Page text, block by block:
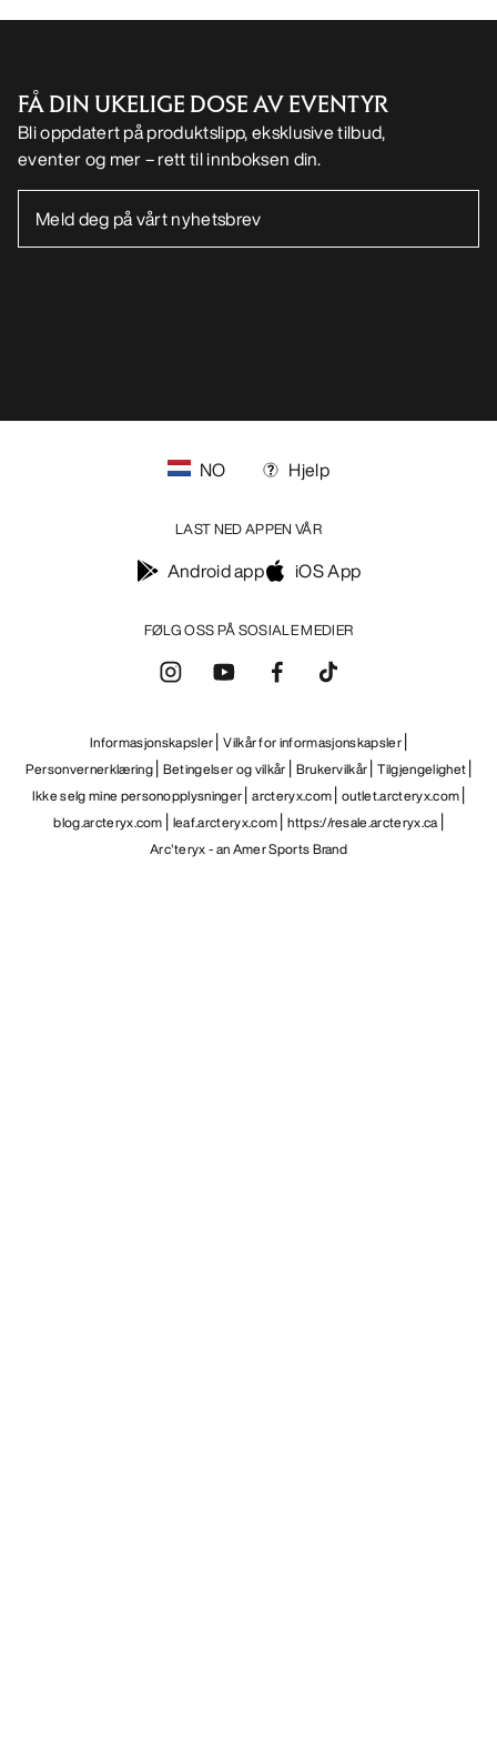
FÅ DIN UKELIGE DOSE AV EVENTYR
Bli oppdatert på produktslipp, eksklusive tilbud,
eventer og mer – rett til innboksen din.
FØLG OSS PÅ SOSIALE MEDIER
NO Hjelp
LAST NED APPEN VÅR
Android app iOS App
Informasjonskapsler Vilkår for informasjonskapsler
Personvernerklæring Betingelser og vilkår Brukervilkår Tilgjengelighet
Ikke selg mine personopplysninger arcteryx.com outlet.arcteryx.com
blog.arcteryx.com leaf.arcteryx.com https://resale.arcteryx.ca
Arc'teryx - an Amer Sports Brand